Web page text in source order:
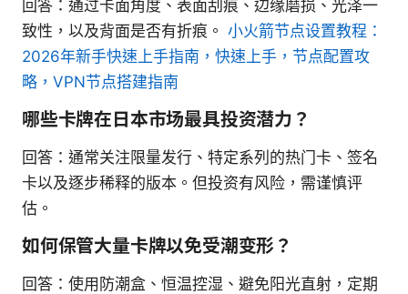
回答：通过卡面角度、表面刮痕、边缘磨损、光泽一
致性，以及背面是否有折痕。 小火箭节点设置教程：
2026年新手快速上手指南，快速上手，节点配置攻
略，VPN节点搭建指南
哪些卡牌在日本市场最具投资潜力？
回答：通常关注限量发行、特定系列的热门卡、签名
卡以及逐步稀释的版本。但投资有风险，需谨慎评
估。
如何保管大量卡牌以免受潮变形？
回答：使用防潮盒、恒温控湿、避免阳光直射，定期